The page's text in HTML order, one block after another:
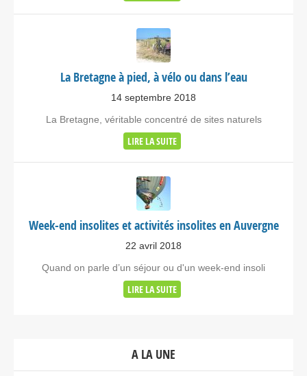
La Bretagne à pied, à vélo ou dans l’eau
14 septembre 2018
La Bretagne, véritable concentré de sites naturels
LIRE LA SUITE
Week-end insolites et activités insolites en Auvergne
22 avril 2018
Quand on parle d’un séjour ou d'un week-end insoli
LIRE LA SUITE
A LA UNE